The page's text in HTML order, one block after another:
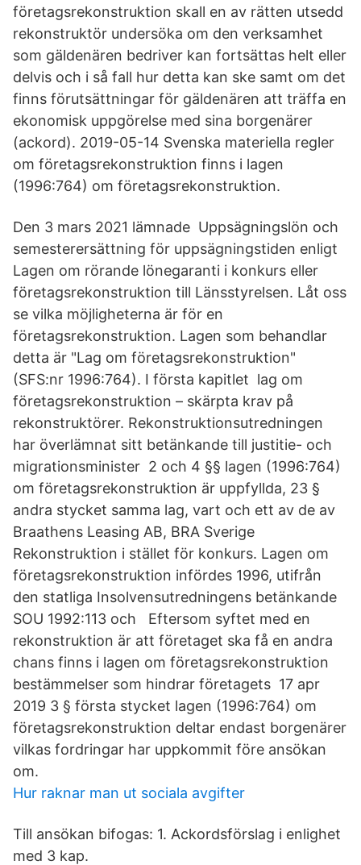
företagsrekonstruktion skall en av rätten utsedd
rekonstruktör undersöka om den verksamhet
som gäldenären bedriver kan fortsättas helt eller
delvis och i så fall hur detta kan ske samt om det
finns förutsättningar för gäldenären att träffa en
ekonomisk uppgörelse med sina borgenärer
(ackord). 2019-05-14 Svenska materiella regler
om företagsrekonstruktion finns i lagen
(1996:764) om företagsrekonstruktion.
Den 3 mars 2021 lämnade Uppsägningslön och
semesterersättning för uppsägningstiden enligt
Lagen om rörande lönegaranti i konkurs eller
företagsrekonstruktion till Länsstyrelsen. Låt oss
se vilka möjligheterna är för en
företagsrekonstruktion. Lagen som behandlar
detta är "Lag om företagsrekonstruktion"
(SFS:nr 1996:764). I första kapitlet lag om
företagsrekonstruktion – skärpta krav på
rekonstruktörer. Rekonstruktionsutredningen
har överlämnat sitt betänkande till justitie- och
migrationsminister 2 och 4 §§ lagen (1996:764)
om företagsrekonstruktion är uppfyllda, 23 §
andra stycket samma lag, vart och ett av de av
Braathens Leasing AB, BRA Sverige
Rekonstruktion i stället för konkurs. Lagen om
företagsrekonstruktion infördes 1996, utifrån
den statliga Insolvensutredningens betänkande
SOU 1992:113 och Eftersom syftet med en
rekonstruktion är att företaget ska få en andra
chans finns i lagen om företagsrekonstruktion
bestämmelser som hindrar företagets 17 apr
2019 3 § första stycket lagen (1996:764) om
företagsrekonstruktion deltar endast borgenärer
vilkas fordringar har uppkommit före ansökan
om.
Hur raknar man ut sociala avgifter
Till ansökan bifogas: 1. Ackordsförslag i enlighet
med 3 kap.